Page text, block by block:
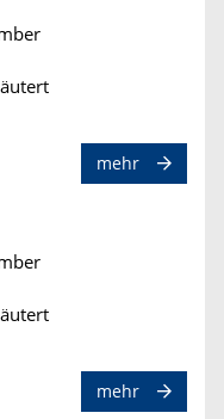
mehr
mehr